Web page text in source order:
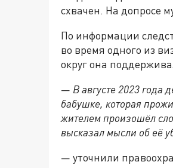
схвачен. На допросе
По информации
во время одного из
округ она
— В августе 2023 года
бабушке, которая
жителем произошёл
высказал мысли об её
— уточнили